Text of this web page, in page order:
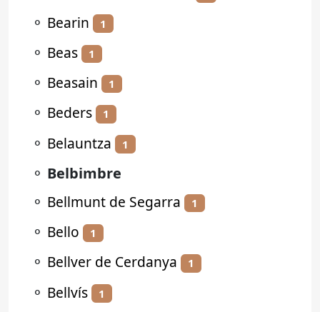
⚬ Bearin 1
⚬ Beas 1
⚬ Beasain 1
⚬ Beders 1
⚬ Belauntza 1
⚬ Belbimbre
⚬ Bellmunt de Segarra 1
⚬ Bello 1
⚬ Bellver de Cerdanya 1
⚬ Bellvís 1